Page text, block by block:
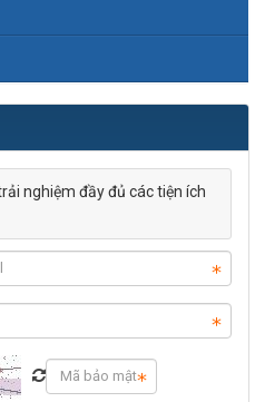
nghiệm đầy đủ các tiện ích